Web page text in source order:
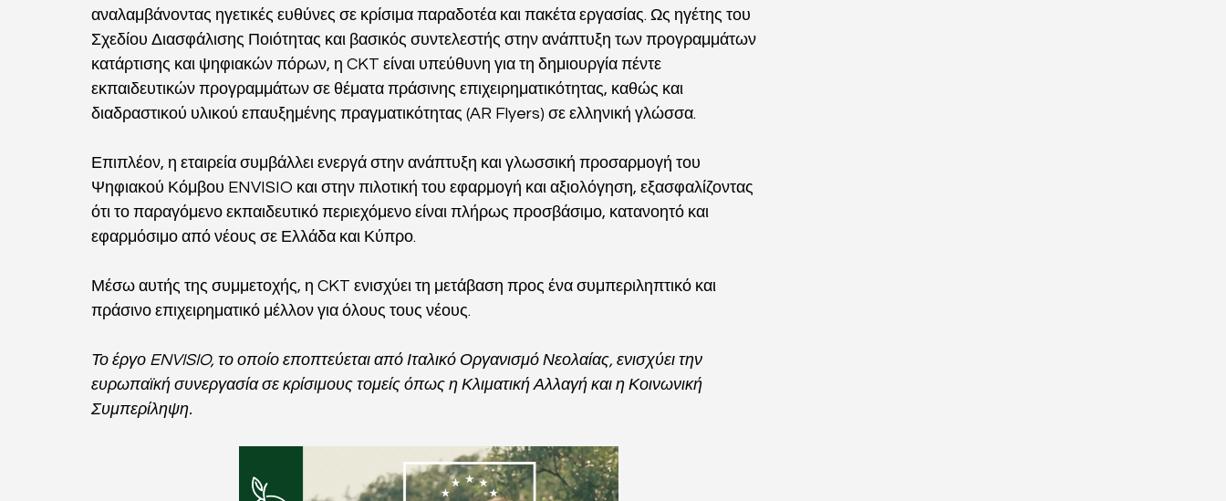
αναλαμβάνοντας ηγετικές ευθύνες σε κρίσιμα παραδοτέα και πακέτα εργασίας. Ως ηγέτης του
Σχεδίου Διασφάλισης Ποιότητας και βασικός συντελεστής στην ανάπτυξη των προγραμμάτων
κατάρτισης και ψηφιακών πόρων, η CKT είναι υπεύθυνη για τη δημιουργία πέντε
εκπαιδευτικών προγραμμάτων σε θέματα πράσινης επιχειρηματικότητας, καθώς και
διαδραστικού υλικού επαυξημένης πραγματικότητας (AR Flyers) σε ελληνική γλώσσα.
Επιπλέον, η εταιρεία συμβάλλει ενεργά στην ανάπτυξη και γλωσσική προσαρμογή του
Ψηφιακού Κόμβου ENVISIO και στην πιλοτική του εφαρμογή και αξιολόγηση, εξασφαλίζοντας
ότι το παραγόμενο εκπαιδευτικό περιεχόμενο είναι πλήρως προσβάσιμο, κατανοητό και
εφαρμόσιμο από νέους σε Ελλάδα και Κύπρο.
Μέσω αυτής της συμμετοχής, η CKT ενισχύει τη μετάβαση προς ένα συμπεριληπτικό και
πράσινο επιχειρηματικό μέλλον για όλους τους νέους.
Το έργο ENVISIO, το οποίο εποπτεύεται από Ιταλικό Οργανισμό Νεολαίας, ενισχύει την
ευρωπαϊκή συνεργασία σε κρίσιμους τομείς όπως η Κλιματική Αλλαγή και η Κοινωνική
Συμπερίληψη.